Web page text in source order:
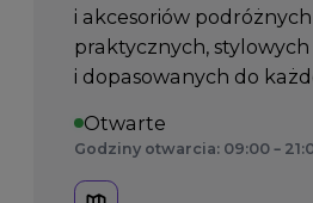
i akcesoriów podróżnych
praktycznych, stylowych
i dopasowanych do
Otwarte
Godziny otwarcia: 09:00 –